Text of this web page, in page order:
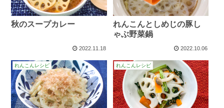
秋のスープカレー
2022.11.18
れんこんとしめじの豚し
ゃぶ野菜鍋
2022.10.06
れんこんレシピ れんこんレシピ